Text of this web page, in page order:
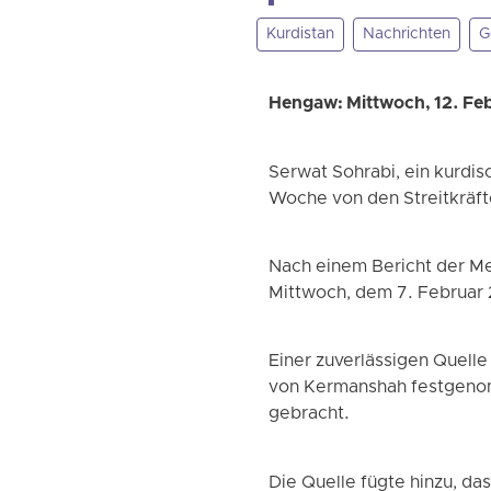
Kurdistan Nachrichten
Hengaw: Mittwoch, 12.
Serwat Sohrabi, ein
Woche von den
Nach einem Bericht der
Mittwoch, dem 7.
Einer zuverlässigen
von Kermanshah
gebracht.
Die Quelle fügte hinzu,